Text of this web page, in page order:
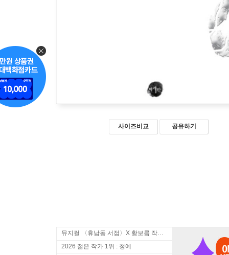
사이즈비교 공유하기
뮤지컬 〈휴남동 서점〉X 황보름 작가 북토크
2026 젊은 작가 1위 : 청예